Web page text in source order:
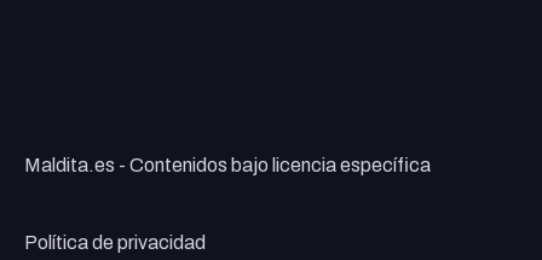
Maldita.es - Contenidos bajo licencia específica
Política de privacidad